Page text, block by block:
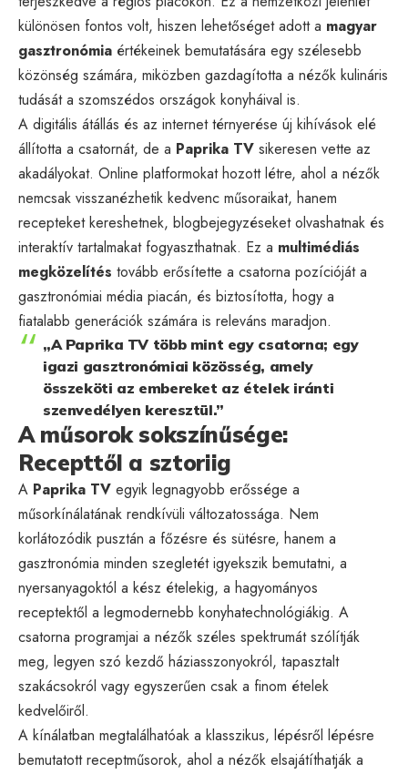
különösen fontos volt, hiszen lehetőséget adott a magyar
gasztronómia értékeinek bemutatására egy szélesebb
közönség számára, miközben gazdagította a nézők kulináris
tudását a szomszédos országok konyháival is.
A digitális átállás és az internet térnyerése új kihívások elé
állította a csatornát, de a Paprika TV sikeresen vette az
akadályokat. Online platformokat hozott létre, ahol a nézők
nemcsak visszanézhetik kedvenc műsoraikat, hanem
recepteket kereshetnek, blogbejegyzéseket olvashatnak és
interaktív tartalmakat fogyaszthatnak. Ez a multimédiás
megközelítés tovább erősítette a csatorna pozícióját a
gasztronómiai média piacán, és biztosította, hogy a
fiatalabb generációk számára is releváns maradjon.
„A Paprika TV több mint egy csatorna; egy
igazi gasztronómiai közösség, amely
összeköti az embereket az ételek iránti
szenvedélyen keresztül.”
A műsorok sokszínűsége:
Recepttől a sztoriig
A Paprika TV egyik legnagyobb erőssége a
műsorkínálatának rendkívüli változatossága. Nem
korlátozódik pusztán a főzésre és sütésre, hanem a
gasztronómia minden szegletét igyekszik bemutatni, a
nyersanyagoktól a kész ételekig, a hagyományos
receptektől a legmodernebb konyhatechnológiákig. A
csatorna programjai a nézők széles spektrumát szólítják
meg, legyen szó kezdő háziasszonyokról, tapasztalt
szakácsokról vagy egyszerűen csak a finom ételek
kedvelőiről.
A kínálatban megtalálhatóak a klasszikus, lépésről lépésre
bemutatott receptműsorok, ahol a nézők elsajátíthatják a